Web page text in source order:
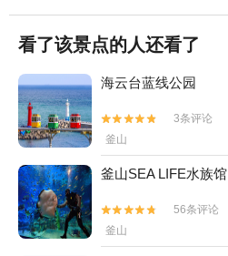
看了该景点的人还看了
海云台蓝线公园


3条评论
釜山
釜山SEA LIFE水族馆


56条评论
釜山